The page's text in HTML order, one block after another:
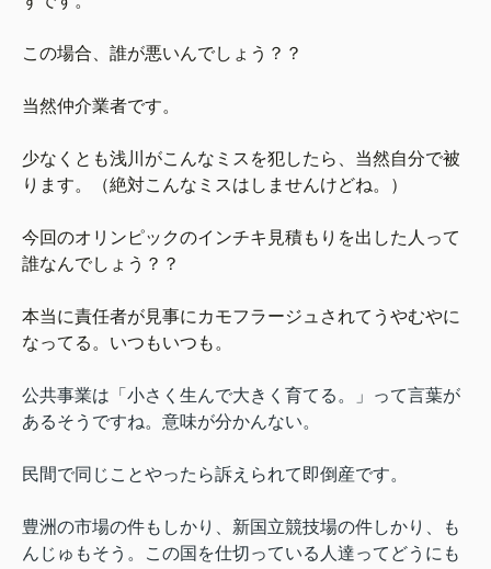
この場合、誰が悪いんでしょう？？
当然仲介業者です。
少なくとも浅川がこんなミスを犯したら、当然自分で被
ります。（絶対こんなミスはしませんけどね。）
今回のオリンピックのインチキ見積もりを出した人って
誰なんでしょう？？
本当に責任者が見事にカモフラージュされてうやむやに
なってる。いつもいつも。
公共事業は「小さく生んで大きく育てる。」って言葉が
あるそうですね。意味が分かんない。
民間で同じことやったら訴えられて即倒産です。
豊洲の市場の件もしかり、新国立競技場の件しかり、も
んじゅもそう。この国を仕切っている人達ってどうにも